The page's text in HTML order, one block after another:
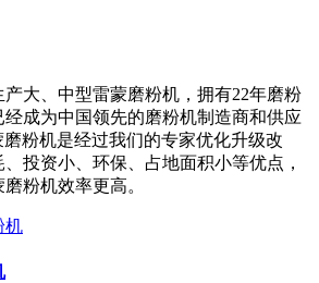
大、中型雷蒙磨粉机，拥有22年磨粉
成为中国领先的磨粉机制造商和供应
粉机是经过我们的专家优化升级改
投资小、环保、占地面积小等优点，
粉机效率更高。